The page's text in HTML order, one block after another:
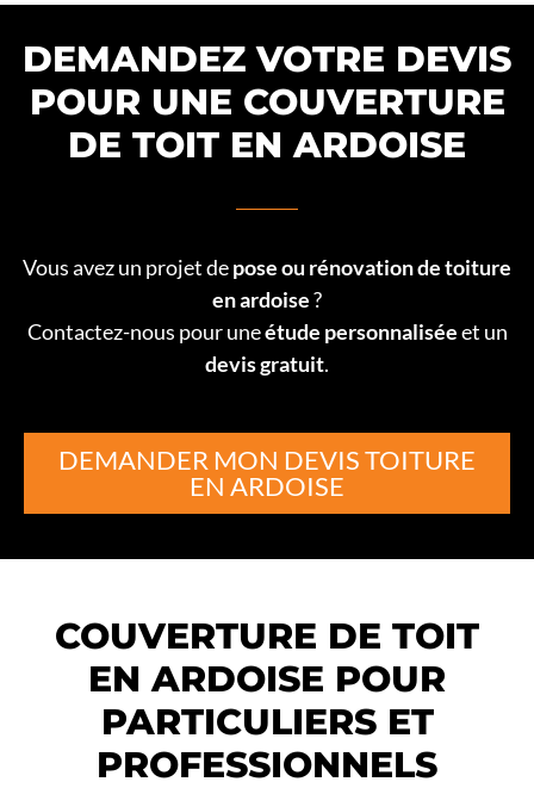
DEMANDEZ VOTRE DEVIS
POUR UNE COUVERTURE
DE TOIT EN ARDOISE
Vous avez un projet depose ou rénovation de toiture
en ardoise?
Contactez-nous pour uneétude personnaliséeet un
devis gratuit.
DEMANDER MON DEVIS TOITURE
EN ARDOISE
COUVERTURE DE TOIT
EN ARDOISE POUR
PARTICULIERS ET
PROFESSIONNELS